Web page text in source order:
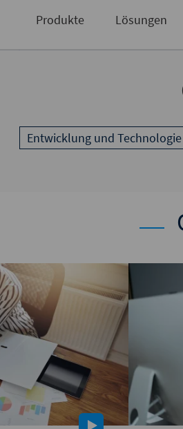
Sie haben
Produkte Lösungen
Entwicklung und Technologie